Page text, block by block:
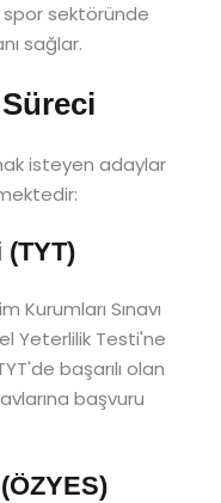
sektöründe
sağlar.
isteyen adaylar
(TYT)
Kurumları Sınavı
Yeterlilik Testi'ne
başarılı olan
başvuru